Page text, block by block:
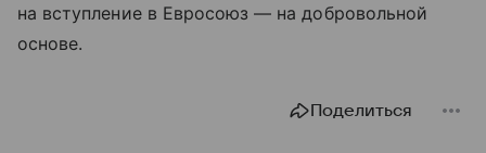
на вступление в Евросоюз — на добровольной
основе.
Поделиться